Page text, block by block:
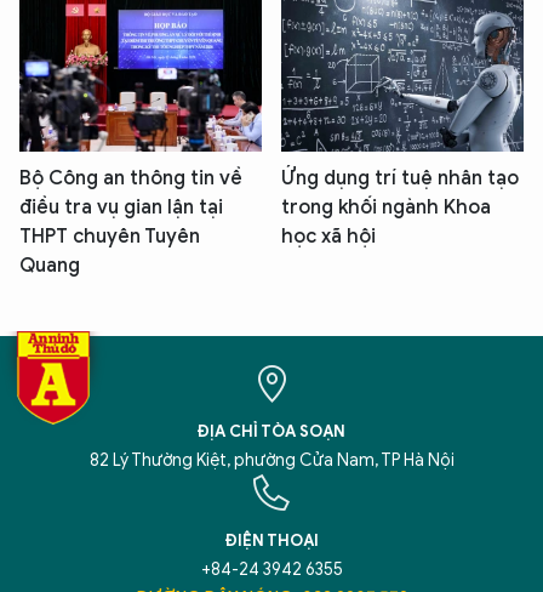
Bộ Công an thông tin về
điều tra vụ gian lận tại
THPT chuyên Tuyên
Quang
Ứng dụng trí tuệ nhân tạo
trong khối ngành Khoa
học xã hội
ĐỊA CHỈ TÒA SOẠN
82 Lý Thường Kiệt, phường Cửa Nam, TP Hà Nội
ĐIỆN THOẠI
+84-24 3942 6355